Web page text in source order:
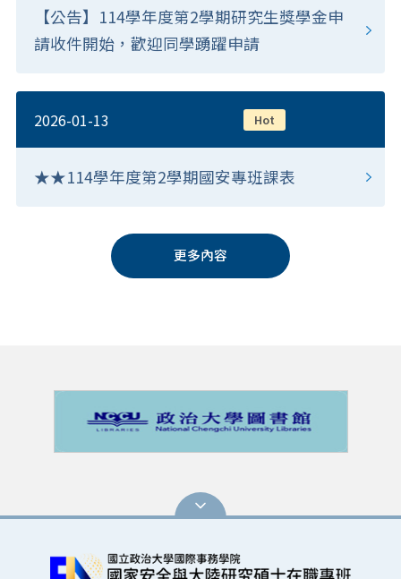
【公告】114學年度第2學期研究生獎學金申
請收件開始，歡迎同學踴躍申請
2026-01-13 Hot
★★114學年度第2學期國安專班課表
更多內容